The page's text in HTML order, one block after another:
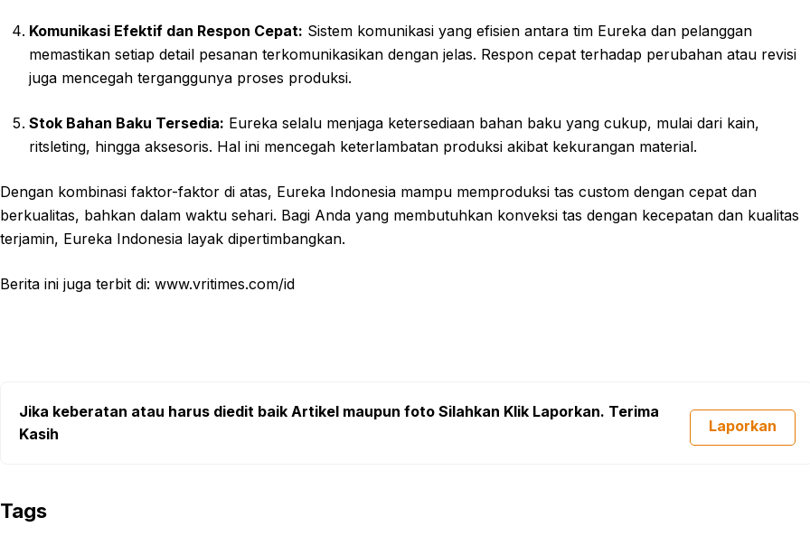
Komunikasi Efektif dan Respon Cepat: Sistem komunikasi yang efisien antara tim Eureka dan pelanggan
memastikan setiap detail pesanan terkomunikasikan dengan jelas. Respon cepat terhadap perubahan atau revisi
juga mencegah terganggunya proses produksi.
Stok Bahan Baku Tersedia: Eureka selalu menjaga ketersediaan bahan baku yang cukup, mulai dari kain,
ritsleting, hingga aksesoris. Hal ini mencegah keterlambatan produksi akibat kekurangan material.
Dengan kombinasi faktor-faktor di atas, Eureka Indonesia mampu memproduksi tas custom dengan cepat dan
berkualitas, bahkan dalam waktu sehari. Bagi Anda yang membutuhkan konveksi tas dengan kecepatan dan kualitas
terjamin, Eureka Indonesia layak dipertimbangkan.
Berita ini juga terbit di: www.vritimes.com/id
Jika keberatan atau harus diedit baik Artikel maupun foto Silahkan Klik Laporkan. Terima
Kasih
Laporkan
Tags